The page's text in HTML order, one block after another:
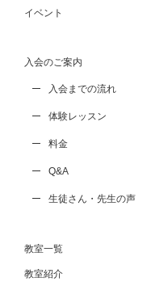
イベント
入会のご案内
入会までの流れ
体験レッスン
料金
Q&A
生徒さん・先生の声
教室一覧
教室紹介